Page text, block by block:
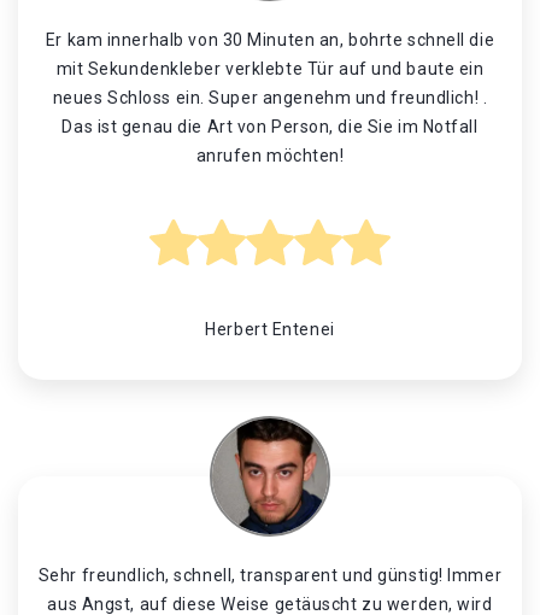
Er kam innerhalb von 30 Minuten an, bohrte schnell die
mit Sekundenkleber verklebte Tür auf und baute ein
neues Schloss ein. Super angenehm und freundlich! .
Das ist genau die Art von Person, die Sie im Notfall
anrufen möchten!
Herbert Entenei
Sehr freundlich, schnell, transparent und günstig! Immer
aus Angst, auf diese Weise getäuscht zu werden, wird